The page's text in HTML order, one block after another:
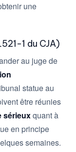
une
1 du CJA)
au juge de
statue au
être réunies
sérieuxquant à
en principe
semaines.